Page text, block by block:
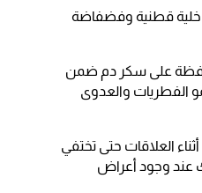
قطنية وفضفاضة
على سكر دم ضمن
الفطريات والعدوى
العلاقات حتى تختفي
عند وجود أعراض